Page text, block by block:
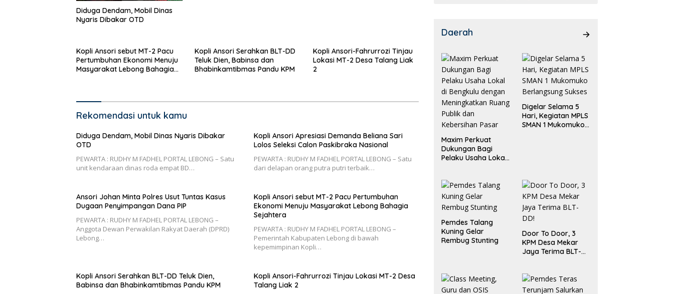
Diduga Dendam, Mobil Dinas
Nyaris Dibakar OTD
Kopli Ansori sebut MT-2 Pacu
Pertumbuhan Ekonomi Menuju
Masyarakat Lebong Bahagia
Kopli Ansori Serahkan BLT-DD
Teluk Dien, Babinsa dan
Bhabinkamtibmas Pandu KPM
Kopli Ansori-Fahrurrozi Tinjau
Lokasi MT-2 Desa Talang Liak
2
Rekomendasi untuk kamu
Diduga Dendam, Mobil Dinas Nyaris Dibakar
OTD
PEWARTA : RUDHY M FADHEL PORTAL LEBONG – Satu
unit kendaraan dinas roda empat BD…
Kopli Ansori Apresiasi Demanda Beliana Sari
Lolos Seleksi Calon Paskibraka Nasional
PEWARTA : RUDHY M FADHEL PORTAL LEBONG – Satu
dari delapan orang putra putri terbaik…
Ansori Johan Minta Polres Usut Tuntas Kasus
Dugaan Penyimpangan Dana PIP
PEWARTA : RUDHY M FADHEL PORTAL LEBONG –
Anggota Dewan Perwakilan Rakyat Daerah (DPRD)
Lebong…
Kopli Ansori sebut MT-2 Pacu Pertumbuhan
Ekonomi Menuju Masyarakat Lebong Bahagia
Sejahtera
PEWARTA : RUDHY M FADHEL PORTAL LEBONG –
Pemerintah Kabupaten Lebong di bawah
kepemimpinan Kopli…
Kopli Ansori Serahkan BLT-DD Teluk Dien,
Babinsa dan Bhabinkamtibmas Pandu KPM
Kopli Ansori-Fahrurrozi Tinjau Lokasi MT-2 Desa
Talang Liak 2
Daerah
Maxim Perkuat
Dukungan Bagi
Pelaku Usaha Lokal
Ruang Publik dan
Kebersihan Pasar
Digelar Selama 5
Hari, Kegiatan MPLS
SMAN 1 Mukomuko
Pemdes Talang
Kuning Gelar
Rembug Stunting
Door To Door, 3
KPM Desa Mekar
Jaya Terima BLT-